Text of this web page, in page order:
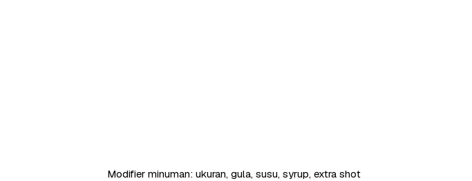
Modifier minuman: ukuran, gula, susu, syrup, extra shot